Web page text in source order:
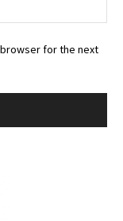
for the next